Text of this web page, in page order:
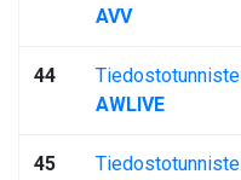
AVV
44
Tiedostotunniste
AWLIVE
45
Tiedostotunniste